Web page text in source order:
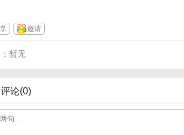
邀请
：暂无
论(0)